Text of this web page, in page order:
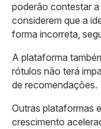
poderão contestar
considerem que a
forma incorreta,
A plataforma
rótulos não terá
de recomendações.
Outras plataformas
crescimento